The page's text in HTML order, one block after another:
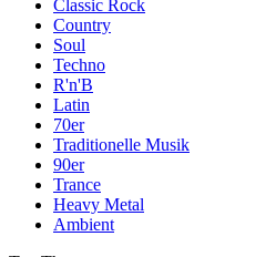
Classic Rock
Country
Soul
Techno
R'n'B
Latin
70er
Traditionelle Musik
90er
Trance
Heavy Metal
Ambient